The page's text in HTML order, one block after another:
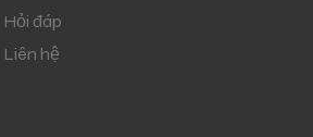
Hỏi đáp
Liên hệ